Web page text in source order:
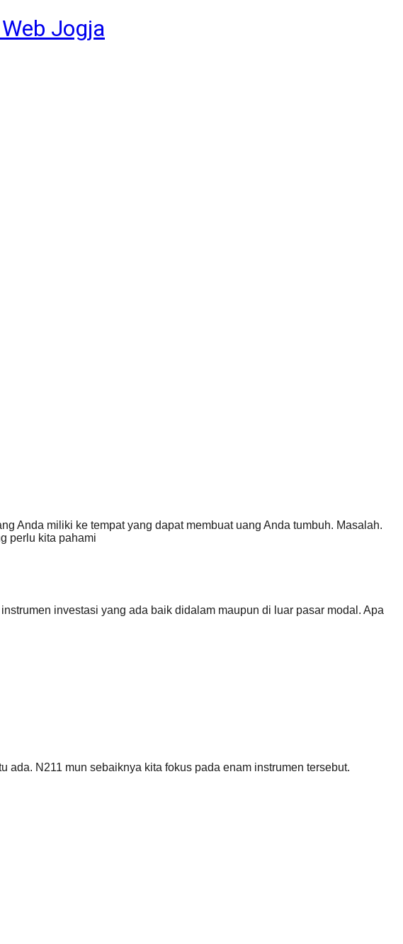
Anda miliki ke tempat yang dapat membuat uang Anda tumbuh. Masalah.
perlu kita pahami
investasi yang ada baik didalam maupun di luar pasar modal. Apa
N211 mun sebaiknya kita fokus pada enam instrumen tersebut.